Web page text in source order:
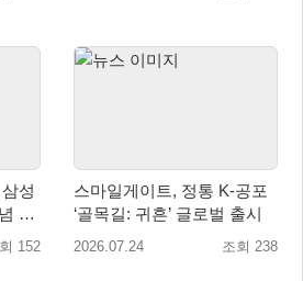
성
테
152
스마일게이트, 정통 K-공포
‘골목길: 귀흔’ 글로벌 출시
2026.07.24 조회 238